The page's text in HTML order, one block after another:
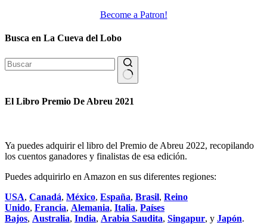
Become a Patron!
Busca en La Cueva del Lobo
resultados
El Libro Premio De Abreu 2021
Ya puedes adquirir el libro del Premio de Abreu 2022, recopilando
los cuentos ganadores y finalistas de esa edición.
Puedes adquirirlo en Amazon en sus diferentes regiones:
USA, Canadá, México, España, Brasil, Reino
Unido, Francia, Alemania, Italia, Países
Bajos, Australia, India, Arabia Saudita, Singapur, y Japón.